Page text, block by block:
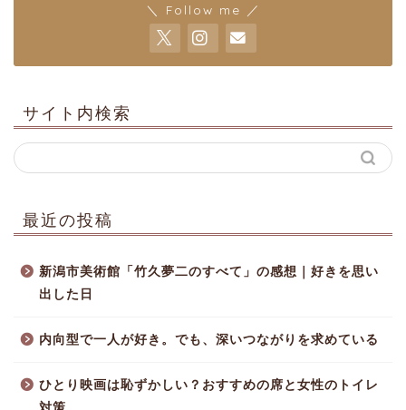
＼ Follow me ／
サイト内検索
最近の投稿
新潟市美術館「竹久夢二のすべて」の感想｜好きを思い
出した日
内向型で一人が好き。でも、深いつながりを求めている
ひとり映画は恥ずかしい？おすすめの席と女性のトイレ